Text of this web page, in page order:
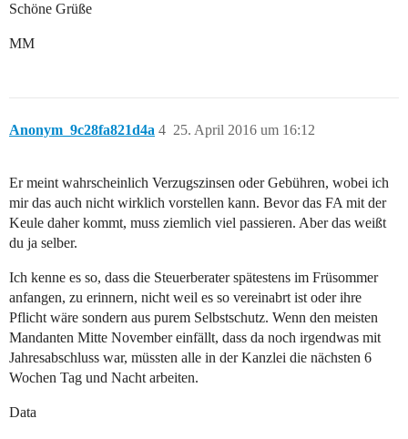
Schöne Grüße
MM
Anonym_9c28fa821d4a 25. April 2016 um 16:12
4
Er meint wahrscheinlich Verzugszinsen oder Gebühren, wobei ich
mir das auch nicht wirklich vorstellen kann. Bevor das FA mit der
Keule daher kommt, muss ziemlich viel passieren. Aber das weißt
du ja selber.
Ich kenne es so, dass die Steuerberater spätestens im Früsommer
anfangen, zu erinnern, nicht weil es so vereinabrt ist oder ihre
Pflicht wäre sondern aus purem Selbstschutz. Wenn den meisten
Mandanten Mitte November einfällt, dass da noch irgendwas mit
Jahresabschluss war, müssten alle in der Kanzlei die nächsten 6
Wochen Tag und Nacht arbeiten.
Data